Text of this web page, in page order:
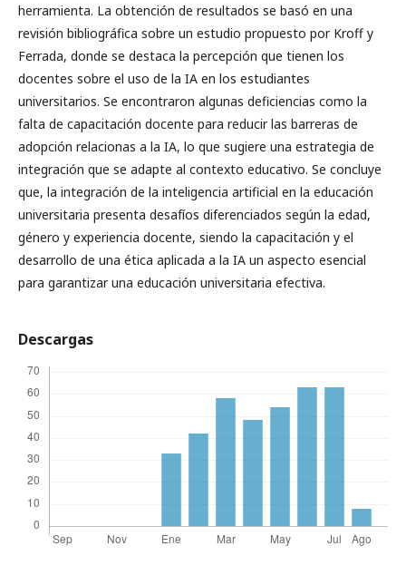
herramienta. La obtención de resultados se basó en una
revisión bibliográfica sobre un estudio propuesto por Kroff y
Ferrada, donde se destaca la percepción que tienen los
docentes sobre el uso de la IA en los estudiantes
universitarios. Se encontraron algunas deficiencias como la
falta de capacitación docente para reducir las barreras de
adopción relacionas a la IA, lo que sugiere una estrategia de
integración que se adapte al contexto educativo. Se concluye
que, la integración de la inteligencia artificial en la educación
universitaria presenta desafíos diferenciados según la edad,
género y experiencia docente, siendo la capacitación y el
desarrollo de una ética aplicada a la IA un aspecto esencial
para garantizar una educación universitaria efectiva.
Descargas